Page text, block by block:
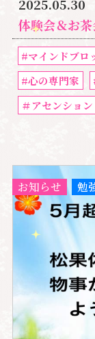
2025.05.30
体験会＆お茶会『実人生を心豊かに
#マインドブロ
#心の専門家
＃アセンション
お知らせ 勉